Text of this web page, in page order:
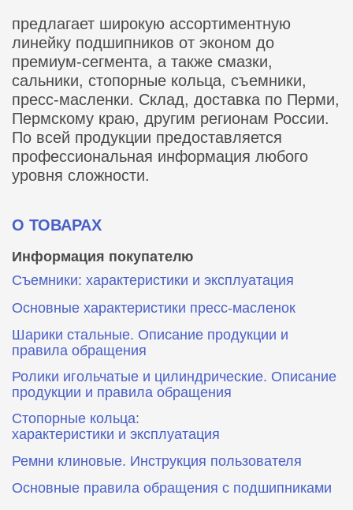
предлагает широкую ассортиментную
линейку подшипников от эконом до
премиум-сегмента, а также смазки,
сальники, стопорные кольца, съемники,
пресс-масленки. Склад, доставка по Перми,
Пермскому краю, другим регионам России.
По всей продукции предоставляется
профессиональная информация любого
уровня сложности.
О ТОВАРАХ
Информация покупателю
Съемники: характеристики и эксплуатация
Основные характеристики пресс‑масленок
Шарики стальные. Описание продукции и
правила обращения
Ролики игольчатые и цилиндрические. Описание
продукции и правила обращения
Стопорные кольца:
характеристики и эксплуатация
Ремни клиновые. Инструкция пользователя
Основные правила обращения с подшипниками